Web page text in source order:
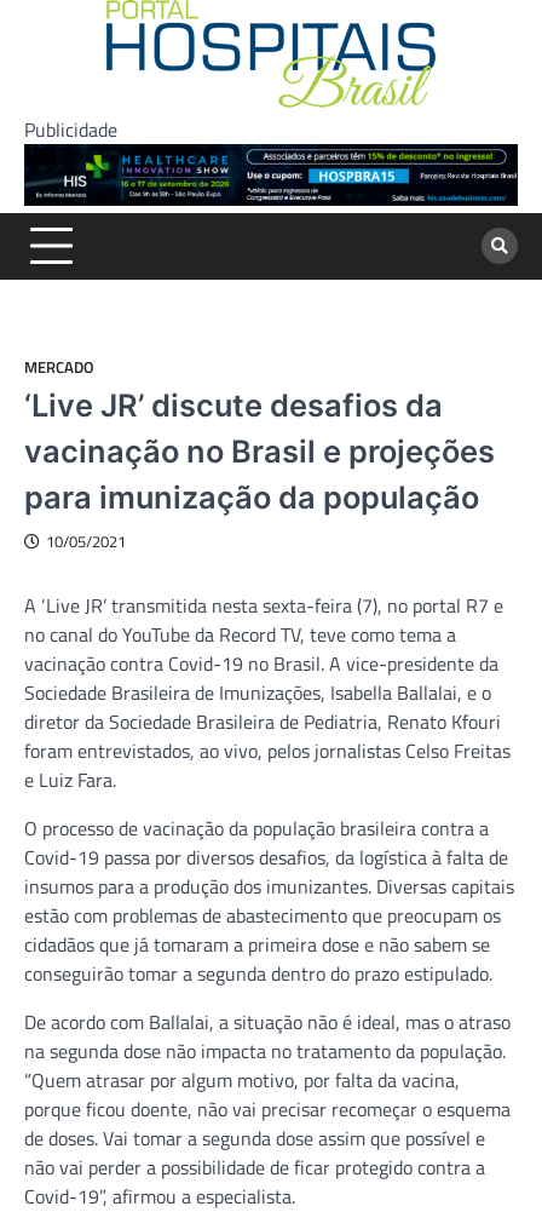
Publicidade
MERCADO
‘Live JR’ discute desafios da
vacinação no Brasil e projeções
para imunização da população
10/05/2021
A ‘Live JR’ transmitida nesta sexta-feira (7), no portal R7 e
no canal do YouTube da Record TV, teve como tema a
vacinação contra Covid-19 no Brasil. A vice-presidente da
Sociedade Brasileira de Imunizações, Isabella Ballalai, e o
diretor da Sociedade Brasileira de Pediatria, Renato Kfouri
foram entrevistados, ao vivo, pelos jornalistas Celso Freitas
e Luiz Fara.
O processo de vacinação da população brasileira contra a
Covid-19 passa por diversos desafios, da logística à falta de
insumos para a produção dos imunizantes. Diversas capitais
estão com problemas de abastecimento que preocupam os
cidadãos que já tomaram a primeira dose e não sabem se
conseguirão tomar a segunda dentro do prazo estipulado.
De acordo com Ballalai, a situação não é ideal, mas o atraso
na segunda dose não impacta no tratamento da população.
“Quem atrasar por algum motivo, por falta da vacina,
porque ficou doente, não vai precisar recomeçar o esquema
de doses. Vai tomar a segunda dose assim que possível e
não vai perder a possibilidade de ficar protegido contra a
Covid-19”, afirmou a especialista.